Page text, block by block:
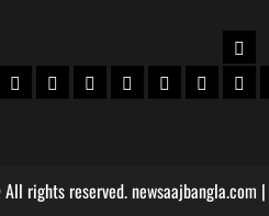
খবর
খবর
পুরুলিয়া খবর
বাঁকুড়া খবরপশ্চিম বর্ধমান খবর
পূর্ব বর্ধমান খবর
বীরভূম খবরমুর্শিদাবাদ
rights reserved. newsaajbangla.com |